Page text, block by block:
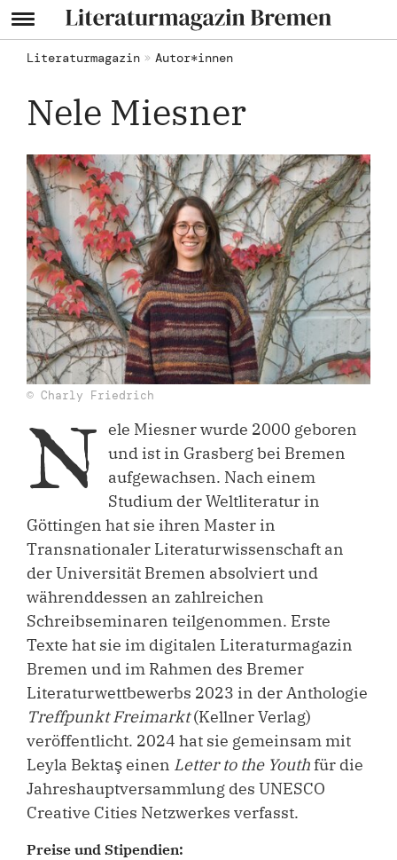
Literaturmagazin Autor*innen
Nele Miesner
© Charly Friedrich
N ele Miesner wurde 2000 geboren
und ist in Grasberg bei Bremen
aufgewachsen. Nach einem
Studium der Weltliteratur in
Göttingen hat sie ihren Master in
Transnationaler Literaturwissenschaft an
der Universität Bremen absolviert und
währenddessen an zahlreichen
Schreibseminaren teilgenommen. Erste
Texte hat sie im digitalen Literaturmagazin
Bremen und im Rahmen des Bremer
Literaturwettbewerbs 2023 in der Anthologie
Treffpunkt Freimarkt(Kellner Verlag)
veröffentlicht. 2024 hat sie gemeinsam mit
Leyla Bektaş einen Letter to the Youthfür die
Jahreshauptversammlung des UNESCO
Creative Cities Netzwerkes verfasst.
Preise und Stipendien: